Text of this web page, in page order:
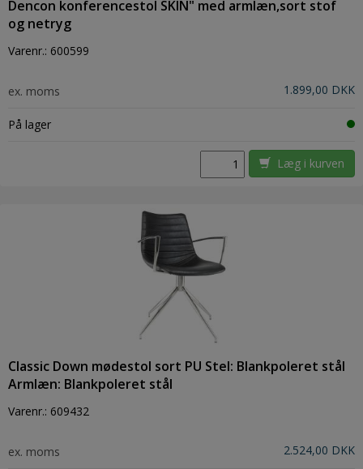
Dencon konferencestol SKIN" med armlæn,sort stof
og netryg
Varenr.: 600599
ex. moms 1.899,00 DKK
På lager
Læg i kurven
Classic Down mødestol sort PU Stel: Blankpoleret stål
Armlæn: Blankpoleret stål
Varenr.: 609432
ex. moms 2.524,00 DKK